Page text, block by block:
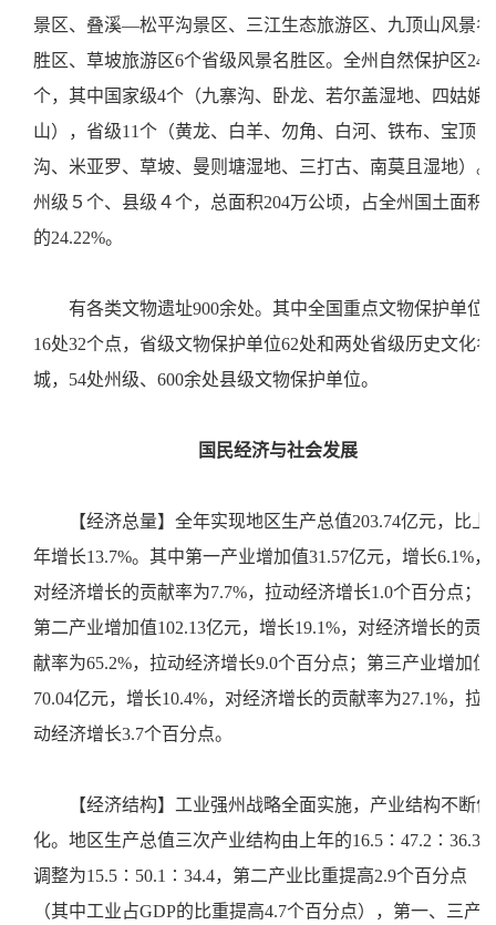
景区、叠溪—松平沟景区、三江生态旅游区、九顶山风景名
胜区、草坡旅游区6个省级风景名胜区。全州自然保护区24
个，其中国家级4个（九寨沟、卧龙、若尔盖湿地、四姑娘
山），省级11个（黄龙、白羊、勿角、白河、铁布、宝顶
沟、米亚罗、草坡、曼则塘湿地、三打古、南莫且湿地）。
州级５个、县级４个，总面积204万公顷，占全州国土面积
的24.22%。
有各类文物遗址900余处。其中全国重点文物保护单位
16处32个点，省级文物保护单位62处和两处省级历史文化名
城，54处州级、600余处县级文物保护单位。
国民经济与社会发展
【经济总量】全年实现地区生产总值203.74亿元，比上
年增长13.7%。其中第一产业增加值31.57亿元，增长6.1%，
对经济增长的贡献率为7.7%，拉动经济增长1.0个百分点；
第二产业增加值102.13亿元，增长19.1%，对经济增长的贡
献率为65.2%，拉动经济增长9.0个百分点；第三产业增加值
70.04亿元，增长10.4%，对经济增长的贡献率为27.1%，拉
动经济增长3.7个百分点。
【经济结构】工业强州战略全面实施，产业结构不断优
化。地区生产总值三次产业结构由上年的16.5∶47.2∶36.3
调整为15.5∶50.1∶34.4，第二产业比重提高2.9个百分点
（其中工业占GDP的比重提高4.7个百分点），第一、三产